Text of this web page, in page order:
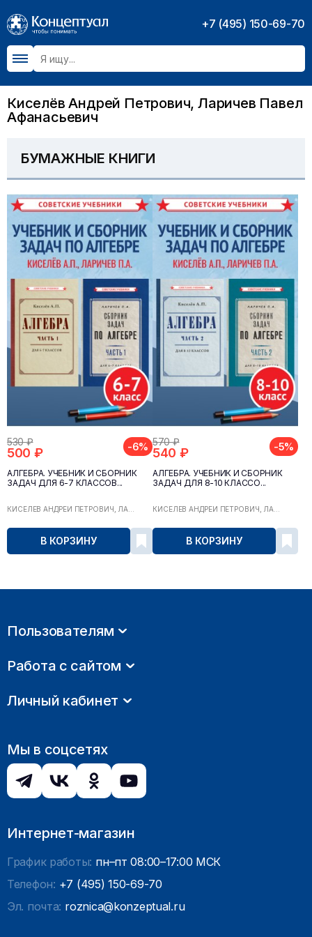
+7 (495) 150-69-70
Киселёв Андрей Петрович, Ларичев Павел
Афанасьевич
БУМАЖНЫЕ КНИГИ
530 ₽
500 ₽ -6%
АЛГЕБРА. УЧЕБНИК И СБОРНИК
ЗАДАЧ ДЛЯ 6-7 КЛАССОВ...
КИСЕЛЁВ АНДРЕЙ ПЕТРОВИЧ, ЛА...
В КОРЗИНУ
570 ₽
540 ₽ -5%
АЛГЕБРА. УЧЕБНИК И СБОРНИК
ЗАДАЧ ДЛЯ 8-10 КЛАССО...
КИСЕЛЁВ АНДРЕЙ ПЕТРОВИЧ, ЛА...
В КОРЗИНУ
Пользователям
Работа с сайтом
Личный кабинет
Мы в соцсетях
Интернет-магазин
График работы: пн–пт 08:00–17:00 МСК
Телефон: +7 (495) 150-69-70
Эл. почта: roznica@konzeptual.ru